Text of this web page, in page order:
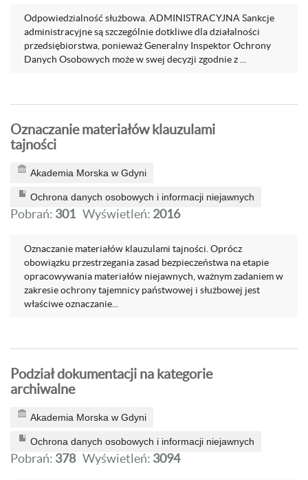
Odpowiedzialność służbowa. ADMINISTRACYJNA Sankcje
administracyjne są szczególnie dotkliwe dla działalności
przedsiębiorstwa, ponieważ Generalny Inspektor Ochrony
Danych Osobowych może w swej decyzji zgodnie z ...
Oznaczanie materiałów klauzulami
tajności
Akademia Morska w Gdyni
Ochrona danych osobowych i informacji niejawnych
Pobrań: 301 Wyświetleń: 2016
Oznaczanie materiałów klauzulami tajności. Oprócz
obowiązku przestrzegania zasad bezpieczeństwa na etapie
opracowywania materiałów niejawnych, ważnym zadaniem w
zakresie ochrony tajemnicy państwowej i służbowej jest
właściwe oznaczanie...
Podział dokumentacji na kategorie
archiwalne
Akademia Morska w Gdyni
Ochrona danych osobowych i informacji niejawnych
Pobrań: 378 Wyświetleń: 3094